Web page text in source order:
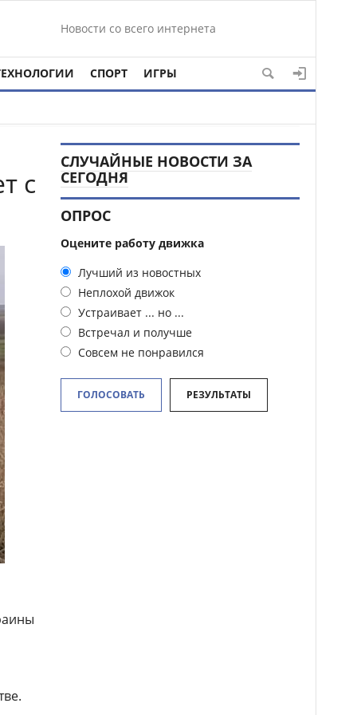
Новости со всего интернета
СПОРТ ИГРЫ
с
СЛУЧАЙНЫЕ НОВОСТИ ЗА
СЕГОДНЯ
ОПРОС
Оцените работу движка
Лучший из новостных
Неплохой движок
Устраивает ... но ...
Встречал и получше
Совсем не понравился
ГОЛОСОВАТЬ РЕЗУЛЬТАТЫ